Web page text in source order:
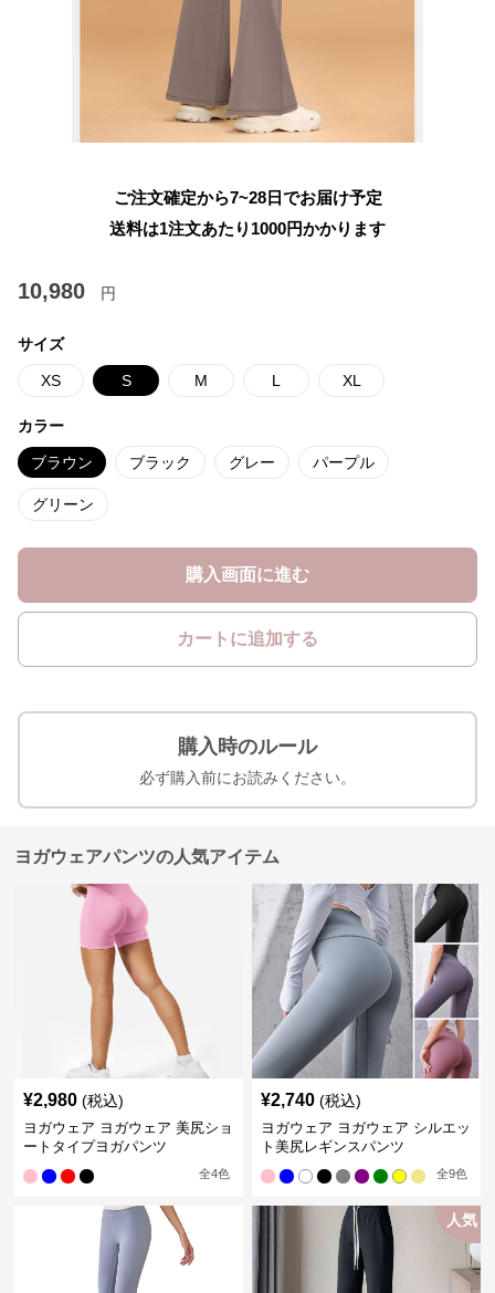
ご注文確定から7~28日でお届け予定
送料は1注文あたり 1000円かかります
10,980 円
サイズ
XS S M L XL
カラー
ブラウン ブラック グレー パープル
グリーン
購入画面に進む
カートに追加する
購入時のルール
必ず購入前にお読みください。
ヨガウェアパンツの人気アイテム
¥2,980 (税込)
ヨガウェア ヨガウェア 美尻ショ
ートタイプヨガパンツ
全4色
¥2,740 (税込)
ヨガウェア ヨガウェア シルエッ
ト美尻レギンスパンツ
全9色
人気